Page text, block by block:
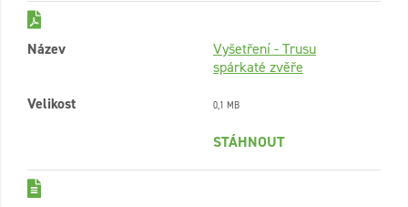
Název
Vyšetření - Trusu
spárkaté zvěře
Velikost
0,1 MB
STÁHNOUT